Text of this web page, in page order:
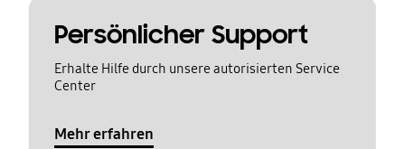
Persönlicher Support
Erhalte Hilfe durch unsere autorisierten Service
Center
Mehr erfahren